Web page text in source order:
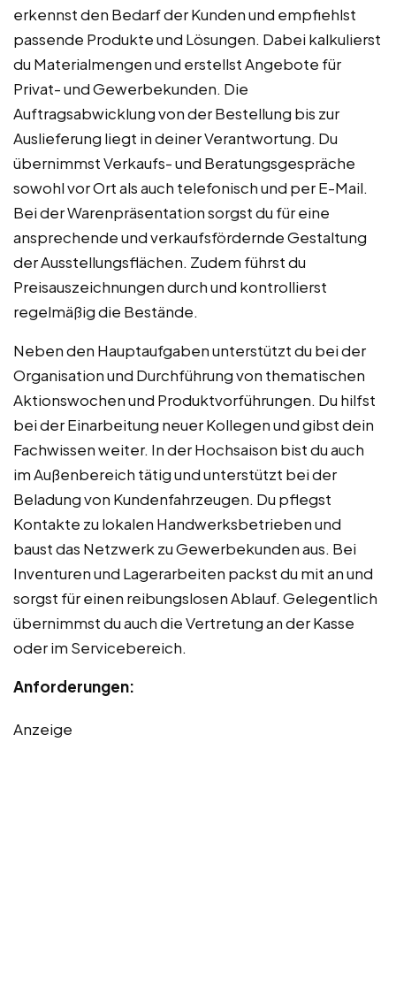
erkennst den Bedarf der Kunden und empfiehlst
passende Produkte und Lösungen. Dabei kalkulierst
du Materialmengen und erstellst Angebote für
Privat- und Gewerbekunden. Die
Auftragsabwicklung von der Bestellung bis zur
Auslieferung liegt in deiner Verantwortung. Du
übernimmst Verkaufs- und Beratungsgespräche
sowohl vor Ort als auch telefonisch und per E-Mail.
Bei der Warenpräsentation sorgst du für eine
ansprechende und verkaufsfördernde Gestaltung
der Ausstellungsflächen. Zudem führst du
Preisauszeichnungen durch und kontrollierst
regelmäßig die Bestände.
Neben den Hauptaufgaben unterstützt du bei der
Organisation und Durchführung von thematischen
Aktionswochen und Produktvorführungen. Du hilfst
bei der Einarbeitung neuer Kollegen und gibst dein
Fachwissen weiter. In der Hochsaison bist du auch
im Außenbereich tätig und unterstützt bei der
Beladung von Kundenfahrzeugen. Du pflegst
Kontakte zu lokalen Handwerksbetrieben und
baust das Netzwerk zu Gewerbekunden aus. Bei
Inventuren und Lagerarbeiten packst du mit an und
sorgst für einen reibungslosen Ablauf. Gelegentlich
übernimmst du auch die Vertretung an der Kasse
oder im Servicebereich.
Anforderungen:
Anzeige